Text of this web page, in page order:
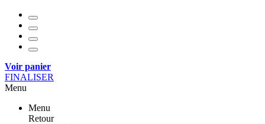
Voir panier
FINALISER
Menu
Menu
Retour